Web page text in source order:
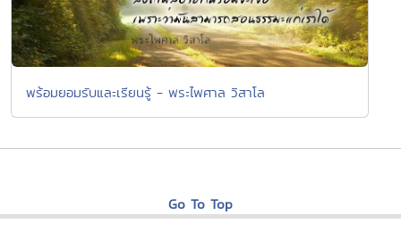
พร้อมยอมรับและเรียนรู้ - พระไพศาล วิสาโล
Go To Top